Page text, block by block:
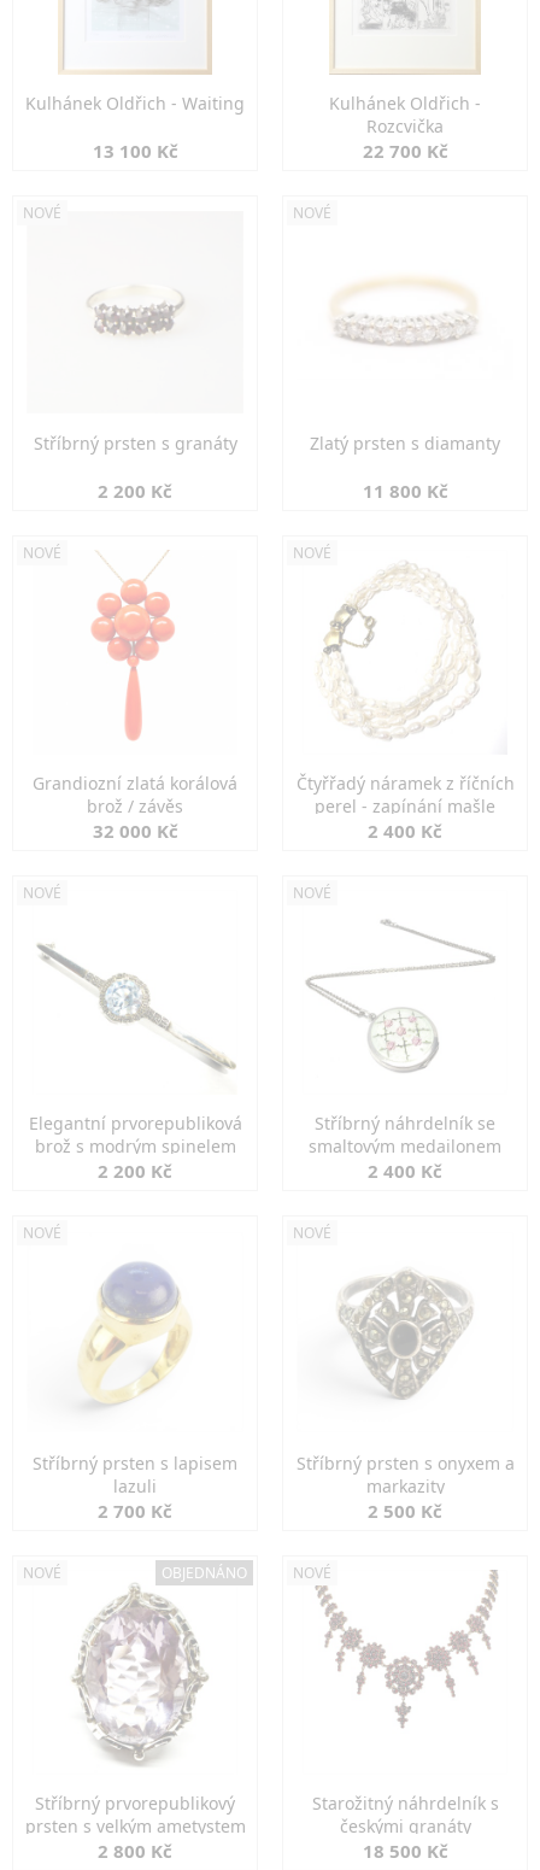
Kulhánek Oldřich - Waiting
13 100 Kč
Kulhánek Oldřich -
Rozcvička
22 700 Kč
NOVÉ
Stříbrný prsten s granáty
2 200 Kč
NOVÉ
Zlatý prsten s diamanty
11 800 Kč
NOVÉ
Grandiozní zlatá korálová
brož / závěs
32 000 Kč
NOVÉ
Čtyřřadý náramek z říčních
perel - zapínání mašle
2 400 Kč
NOVÉ
Elegantní prvorepubliková
brož s modrým spinelem
2 200 Kč
NOVÉ
Stříbrný náhrdelník se
smaltovým medailonem
2 400 Kč
NOVÉ
Stříbrný prsten s lapisem
lazuli
2 700 Kč
NOVÉ
Stříbrný prsten s onyxem a
markazity
2 500 Kč
NOVÉ OBJEDNÁNO
Stříbrný prvorepublikový
prsten s velkým ametystem
2 800 Kč
NOVÉ
Starožitný náhrdelník s
českými granáty
18 500 Kč